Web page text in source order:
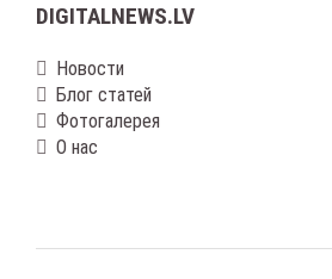
DIGITALNEWS.LV
Новости
Блог статей
Фотогалерея
О нас